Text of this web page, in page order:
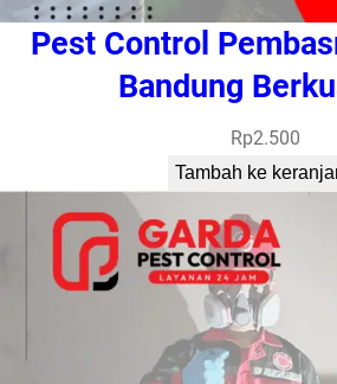
Pest Control
Bandung
Rp2.500
Tambah ke